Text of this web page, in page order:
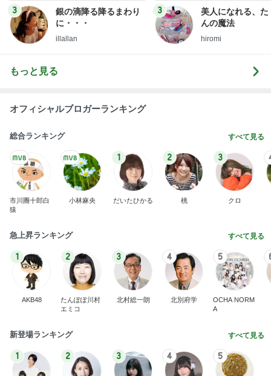
3
銀の滴降る降るまわり
に・・・
illallan
3
美人になれる、た
んの魔法
hiromi
もっと見る
オフィシャルブロガーランキング
総合ランキング すべて見る
市川團十郎白
猿
小林麻央
1
だいたひかる
2
桃
3
クロ
急上昇ランキング すべて見る
1
AKB48
2
たんぽぽ川村
エミコ
3
北村総一朗
4
北別府学
5
OCHA NORM
A
新登場ランキング すべて見る
1 2 3 4 5